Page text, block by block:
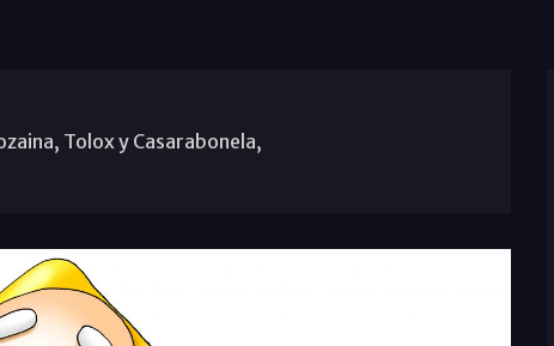
Tolox y Casarabonela,